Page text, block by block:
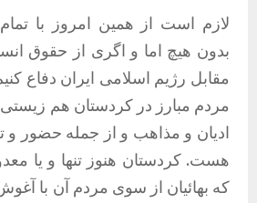
لازم است از همین امروز با
بدون هیچ اما و اگری از حقوق
مقابل رژیم اسلامی ایران دفاع
مردم مبارز در کردستان هم
ادیان و مذاهب و از جمله حضور و
هست.کردستان هنوز تنها و یا
که بهائیان از سوی مردم آن با